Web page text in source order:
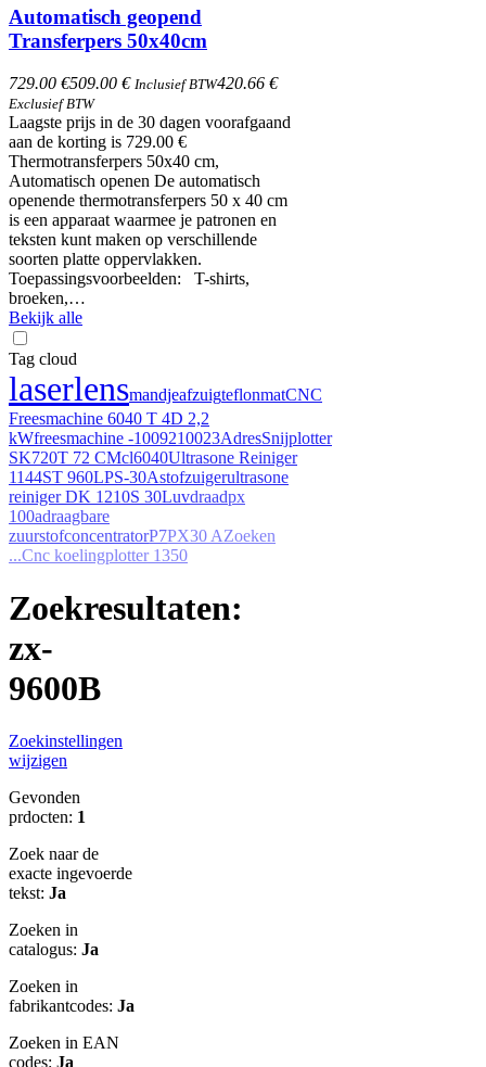
Automatisch geopend
Transferpers 50x40cm
729.00 €509.00 € Inclusief BTW420.66 €
Exclusief BTW
Laagste prijs in de 30 dagen voorafgaand
aan de korting is 729.00 €
Thermotransferpers 50x40 cm,
Automatisch openen De automatisch
openende thermotransferpers 50 x 40 cm
is een apparaat waarmee je patronen en
teksten kunt maken op verschillende
soorten platte oppervlakken.
Toepassingsvoorbeelden: T-shirts,
broeken,…
Bekijk alle
Tag cloud
laserlensmandjeafzuigteflonmatCNC
Freesmachine 6040 T 4D 2,2
kWfreesmachine -1009210023AdresSnijplotter
SK720T 72 CMcl6040Ultrasone Reiniger
1144ST 960LPS-30Astofzuigerultrasone
reiniger DK 1210S 30Luvdraadpx
100adraagbare
zuurstofconcentratorP7PX30 AZoeken
...Cnc koelingplotter 1350
Zoekresultaten:
zx-
9600B
Zoekinstellingen
wijzigen
Gevonden
prdocten: 1
Zoek naar de
exacte ingevoerde
tekst: Ja
Zoeken in
catalogus: Ja
Zoeken in
fabrikantcodes: Ja
Zoeken in EAN
codes: Ja